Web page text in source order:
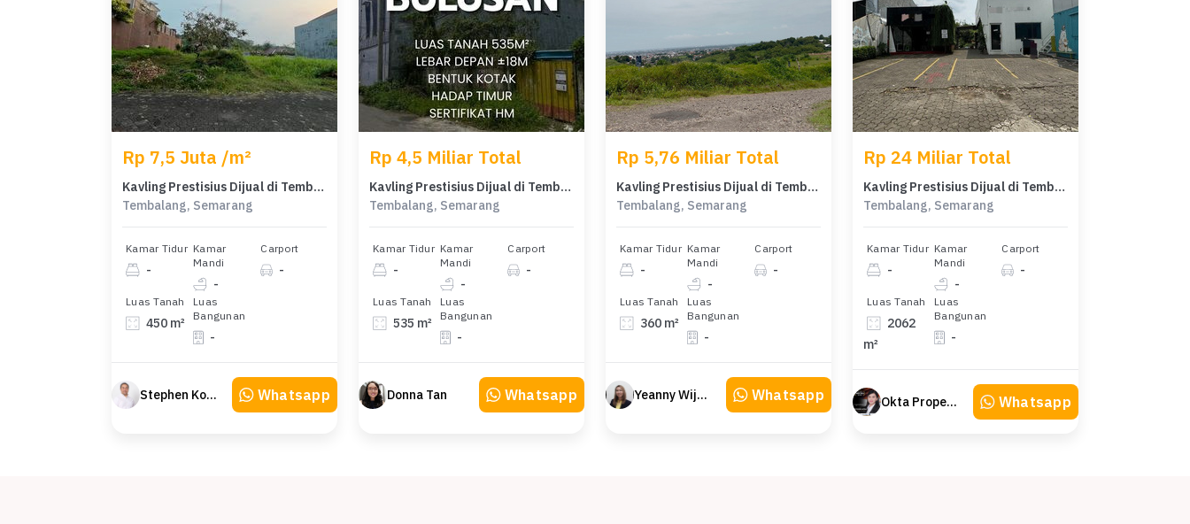
Rp 7,5 Juta /m²
Kavling Prestisius Dijual di Tembalang, Semarang, Harga 3,37 Miliar
Tembalang, Semarang
Kamar Tidur
-
Kamar
Mandi
-
Carport
-
Luas Tanah
450 m²
Luas
Bangunan
-
Stephen Konsultan Properti Whatsapp
Rp 4,5 Miliar Total
Kavling Prestisius Dijual di Tembalang, Semarang, Harga 4,5 Miliar
Tembalang, Semarang
Kamar Tidur
-
Kamar
Mandi
-
Carport
-
Luas Tanah
535 m²
Luas
Bangunan
-
Donna Tan Whatsapp
Rp 5,76 Miliar Total
Kavling Prestisius Dijual di Tembalang, Semarang, Harga 5,76 Miliar
Tembalang, Semarang
Kamar Tidur
-
Kamar
Mandi
-
Carport
-
Luas Tanah
360 m²
Luas
Bangunan
-
Yeanny Wijaya Whatsapp
Rp 24 Miliar Total
Kavling Prestisius Dijual di Tembalang, Semarang, Harga 24 Miliar
Tembalang, Semarang
Kamar Tidur
-
Kamar
Mandi
-
Carport
-
Luas Tanah
2062
m²
Luas
Bangunan
-
Okta Property Whatsapp